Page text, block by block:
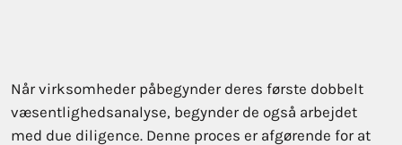
Når virksomheder påbegynder deres første dobbelt
væsentlighedsanalyse, begynder de også arbejdet
med due diligence. Denne proces er afgørende for at